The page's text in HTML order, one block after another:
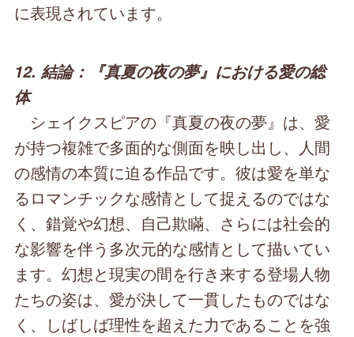
に表現されています。
12. 結論：『真夏の夜の夢』における愛の総
体
シェイクスピアの『真夏の夜の夢』は、愛
が持つ複雑で多面的な側面を映し出し、人間
の感情の本質に迫る作品です。彼は愛を単な
るロマンチックな感情として捉えるのではな
く、錯覚や幻想、自己欺瞞、さらには社会的
な影響を伴う多次元的な感情として描いてい
ます。幻想と現実の間を行き来する登場人物
たちの姿は、愛が決して一貫したものではな
く、しばしば理性を超えた力であることを強